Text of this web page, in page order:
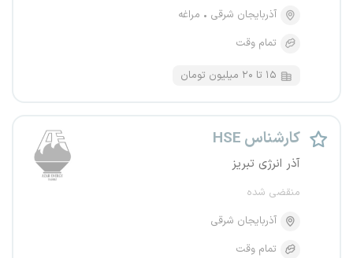
آذربایجان شرقی
مراغه
تمام وقت
۱۵ تا ۲۰ میلیون تومان
کارشناس HSE
آذر انرژی تبریز
منقضی شده
آذربایجان شرقی
تمام وقت